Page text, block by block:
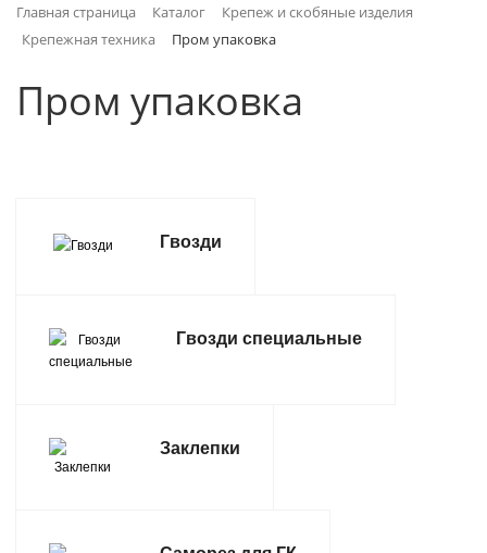
ИНТЕРЬЕР
ЛАКОКРАСОЧНЫЕ МАТЕРИАЛЫ
ПОСУДА
СВАРОЧНОЕ ОБОРУДОВАНИЕ И МАТЕРИАЛЫ
Главная страница Каталог
Крепеж и скобяные изделия
Крепежная техника
Пром упаковка
Пром упаковка
Гвозди
Гвозди специальные
Заклепки